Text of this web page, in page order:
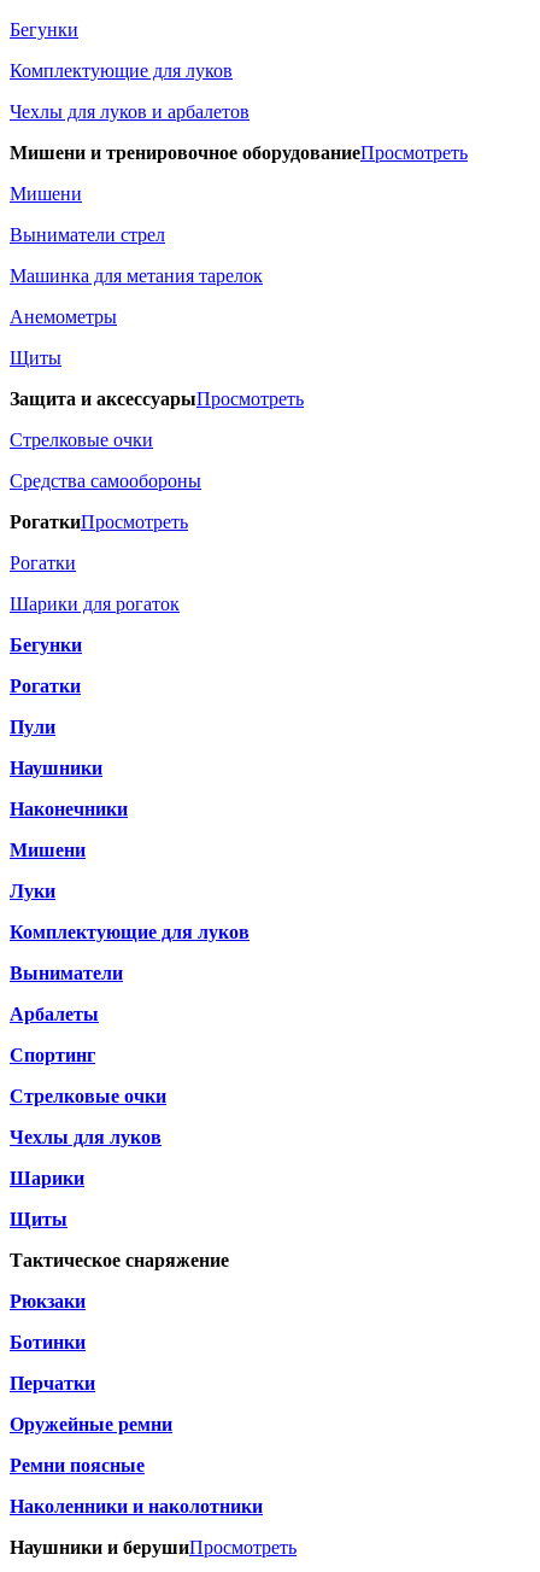
Бегунки
Комплектующие для луков
Чехлы для луков и арбалетов
Мишени и тренировочное оборудованиеПросмотреть
Мишени
Выниматели стрел
Машинка для метания тарелок
Анемометры
Щиты
Защита и аксессуарыПросмотреть
Стрелковые очки
Средства самообороны
РогаткиПросмотреть
Рогатки
Шарики для рогаток
Бегунки
Рогатки
Пули
Наушники
Наконечники
Мишени
Луки
Комплектующие для луков
Выниматели
Арбалеты
Спортинг
Стрелковые очки
Чехлы для луков
Шарики
Щиты
Тактическое снаряжение
Рюкзаки
Ботинки
Перчатки
Оружейные ремни
Ремни поясные
Наколенники и наколотники
Наушники и берушиПросмотреть